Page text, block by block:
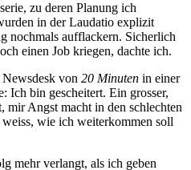
zu deren Planung ich
in der Laudatio explizit
nochmals aufflackern. Sicherlich
einen Job kriegen, dachte ich.
von 20 Minuten in einer
Ich bin gescheitert. Ein grosser,
mir Angst macht in den schlechten
wie ich weiterkommen soll
mehr verlangt, als ich geben